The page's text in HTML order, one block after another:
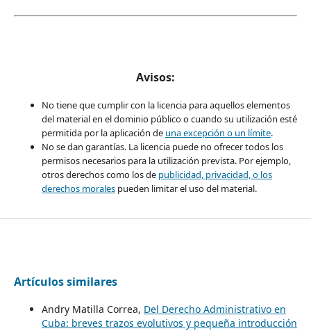
Avisos:
No tiene que cumplir con la licencia para aquellos elementos
del material en el dominio público o cuando su utilización esté
permitida por la aplicación de una excepción o un límite.
No se dan garantías. La licencia puede no ofrecer todos los
permisos necesarios para la utilización prevista. Por ejemplo,
otros derechos como los de publicidad, privacidad, o los
derechos moralespueden limitar el uso del material.
Artículos similares
Andry Matilla Correa, Del Derecho Administrativo en
Cuba: breves trazos evolutivos y pequeña introducción